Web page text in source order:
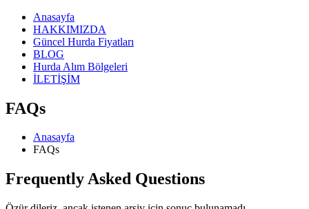
Anasayfa
HAKKIMIZDA
Güncel Hurda Fiyatları
BLOG
Hurda Alım Bölgeleri
İLETİŞİM
FAQs
Anasayfa
FAQs
Frequently Asked Questions